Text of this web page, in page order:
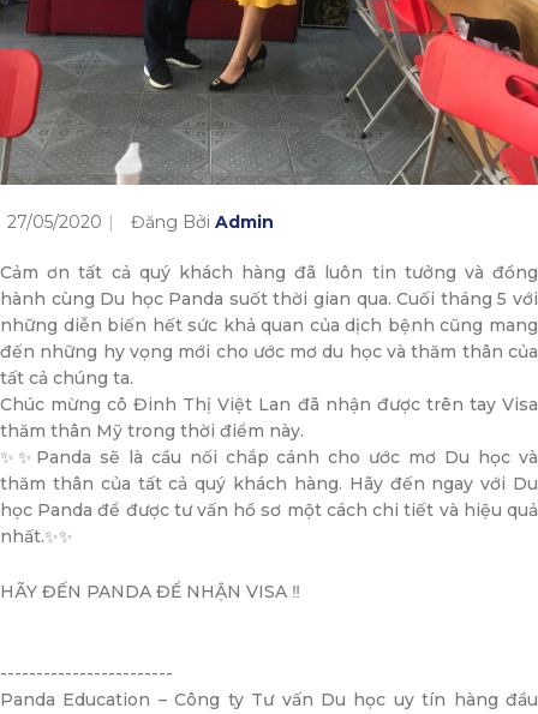
27/05/2020 Đăng Bởi Admin
Cảm ơn tất cả quý khách hàng đã luôn tin tưởng và đồng
hành cùng Du học Panda suốt thời gian qua. Cuối tháng 5 với
những diễn biến hết sức khả quan của dịch bệnh cũng mang
đến những hy vọng mới cho ước mơ du học và thăm thân của
tất cả chúng ta.
Chúc mừng cô Đinh Thị Việt Lan đã nhận được trên tay Visa
thăm thân Mỹ trong thời điểm này.
✨✨Panda sẽ là cầu nối chắp cánh cho ước mơ Du học và
thăm thân của tất cả quý khách hàng. Hãy đến ngay với Du
học Panda để được tư vấn hồ sơ một cách chi tiết và hiệu quả
nhất.✨✨
HÃY ĐẾN PANDA ĐỂ NHẬN VISA ‼️
------------------------
Panda Education – Công ty Tư vấn Du học uy tín hàng đầu